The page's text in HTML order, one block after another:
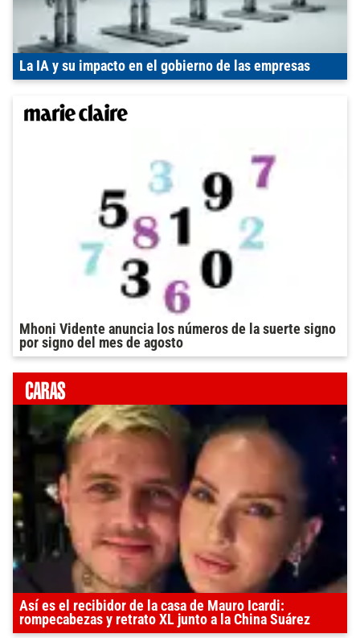
La IA y su impacto en el gobierno de las empresas
Mhoni Vidente anuncia los números de la suerte signo
por signo del mes de agosto
Así es el recibidor de la casa de Mauro Icardi:
rompecabezas y retrato XL junto a la China Suárez